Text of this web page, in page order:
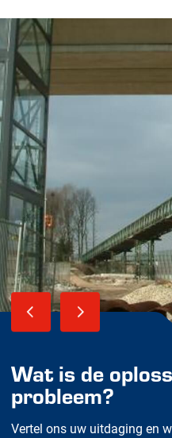
Wat is de
probleem?
Vertel ons uw uitdaging en